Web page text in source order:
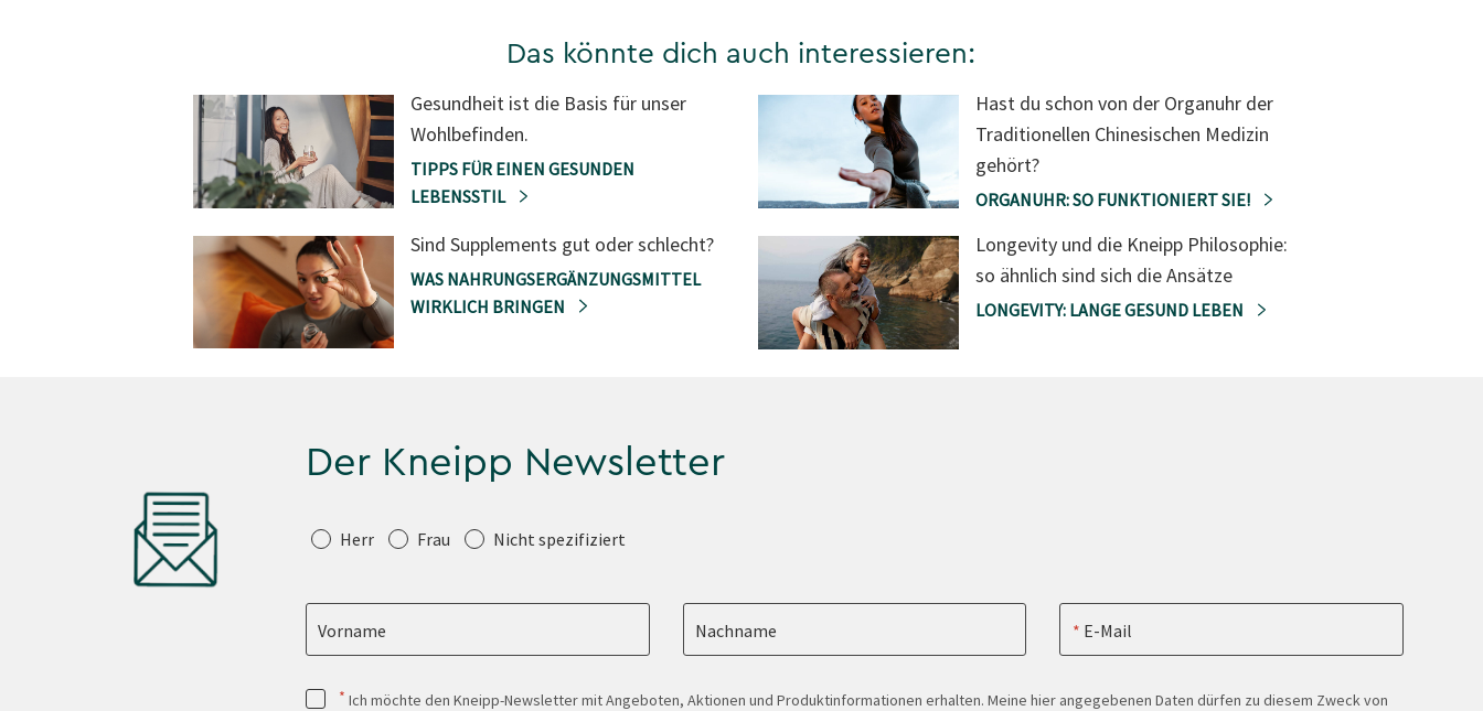
Das könnte dich auch interessieren:
Gesundheit ist die Basis für unser
Wohlbefinden.
TIPPS FÜR EINEN GESUNDEN
LEBENSSTIL
Sind Supplements gut oder schlecht?
WAS NAHRUNGSERGÄNZUNGSMITTEL
WIRKLICH BRINGEN
Hast du schon von der Organuhr der
Traditionellen Chinesischen Medizin
gehört?
ORGANUHR: SO FUNKTIONIERT SIE!
Longevity und die Kneipp Philosophie:
so ähnlich sind sich die Ansätze
LONGEVITY: LANGE GESUND LEBEN
Der Kneipp Newsletter
Anrede
Herr Frau Nicht spezifiziert
Vorname Nachname E-Mail
* Ich möchte den Kneipp-Newsletter mit Angeboten, Aktionen und Produktinformationen erhalten. Meine hier angegebenen Daten dürfen zu diesem Zweck von